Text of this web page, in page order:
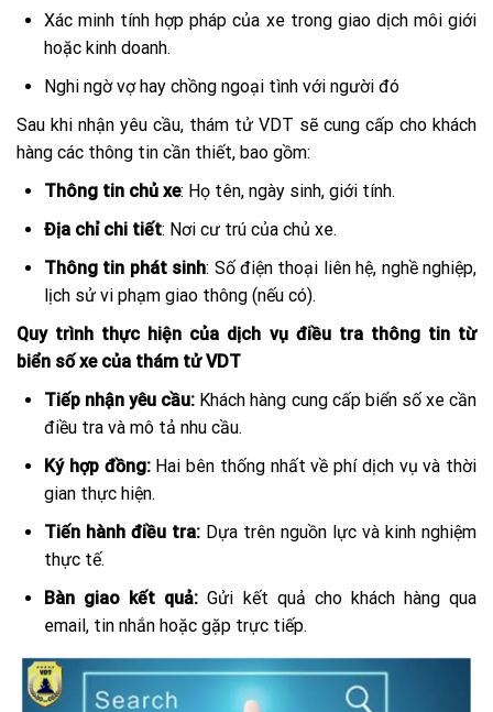
Xác minh tính hợp pháp của xe trong giao dịch môi giới
hoặc kinh doanh.
Nghi ngờ vợ hay chồng ngoại tình với người đó
Sau khi nhận yêu cầu, thám tử VDT sẽ cung cấp cho khách
hàng các thông tin cần thiết, bao gồm:
Thông tin chủ xe: Họ tên, ngày sinh, giới tính.
Địa chỉ chi tiết: Nơi cư trú của chủ xe.
Thông tin phát sinh: Số điện thoại liên hệ, nghề nghiệp,
lịch sử vi phạm giao thông (nếu có).
Quy trình thực hiện của dịch vụ điều tra thông tin từ
biển số xe của thám tử VDT
Tiếp nhận yêu cầu: Khách hàng cung cấp biển số xe cần
điều tra và mô tả nhu cầu.
Ký hợp đồng:Hai bên thống nhất về phí dịch vụ và thời
gian thực hiện.
Tiến hành điều tra: Dựa trên nguồn lực và kinh nghiệm
thực tế.
Bàn giao kết quả: Gửi kết quả cho khách hàng qua
email, tin nhắn hoặc gặp trực tiếp.